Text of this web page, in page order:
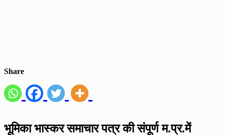
Share
भूमिका भास्कर समाचार पत्र की संपूर्ण म.प्र.में